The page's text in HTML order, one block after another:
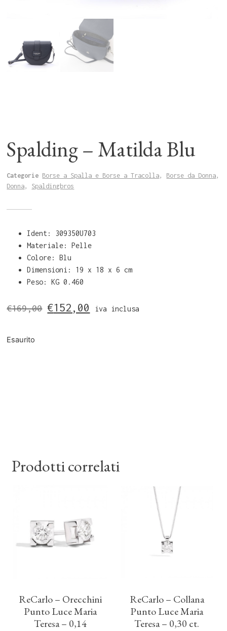
Spalding – Matilda Blu
Categorie Borse a Spalla e Borse a Tracolla, Borse da Donna,
Donna, Spaldingbros
Ident: 309350U703
Materiale: Pelle
Colore: Blu
Dimensioni: 19 x 18 x 6 cm
Peso: KG 0.460
€169,00 €152,00 iva inclusa
Esaurito
Prodotti correlati
ReCarlo – Orecchini
Punto Luce Maria
Teresa – 0,14
ReCarlo – Collana
Punto Luce Maria
Teresa – 0,30 ct.